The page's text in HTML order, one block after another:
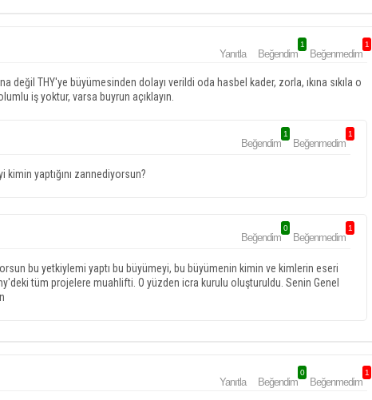
Yanıtla Beğendim
1
Beğenmedim
1
değil THY'ye büyümesinden dolayı verildi oda hasbel kader, zorla, ıkına sıkıla o
iş yoktur, varsa buyrun açıklayın.
Beğendim
1
Beğenmedim
1
yaptığını zannediyorsun?
Beğendim
0
Beğenmedim
1
bu yetkiylemi yaptı bu büyümeyi, bu büyümenin kimin ve kimlerin eseri
tüm projelere muahlifti. O yüzden icra kurulu oluşturuldu. Senin Genel
Yanıtla Beğendim
0
Beğenmedim
1